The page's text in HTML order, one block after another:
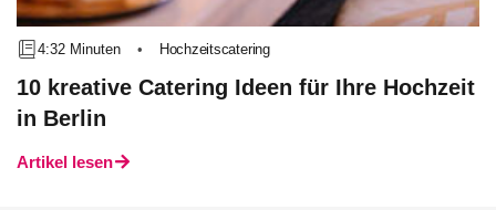
4:32 Minuten • Hochzeitscatering
10 kreative Catering Ideen für Ihre Hochzeit
in Berlin
Artikel lesen